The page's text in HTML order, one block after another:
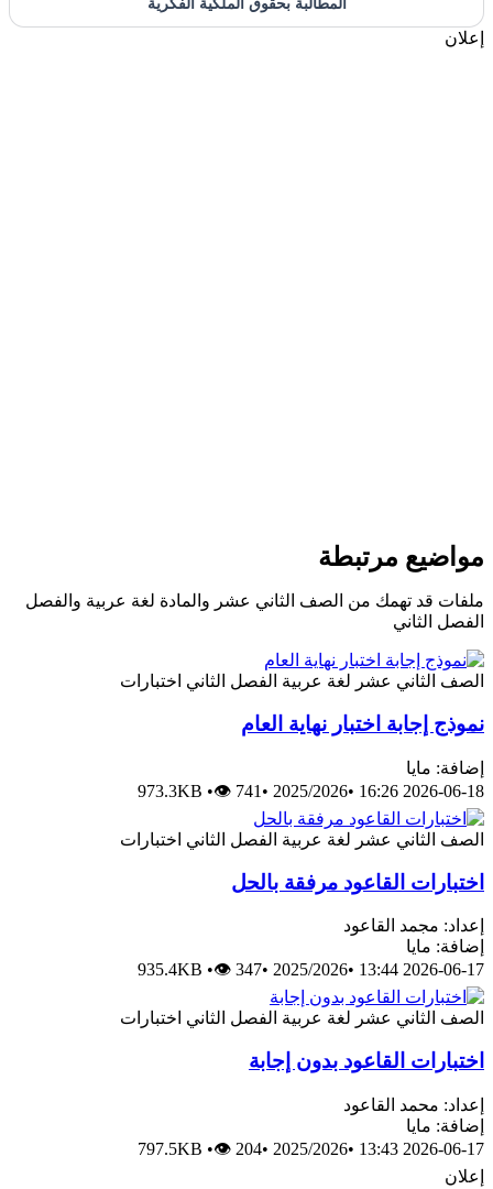
المطالبة بحقوق الملكية الفكرية
إعلان
مواضيع مرتبطة
ملفات قد تهمك من الصف الثاني عشر والمادة لغة عربية والفصل
الفصل الثاني
الصف الثاني عشر لغة عربية الفصل الثاني اختبارات
نموذج إجابة اختبار نهاية العام
إضافة: مايا
2026-06-18 16:26
•
2025/2026
•
973.3KB •👁 741
الصف الثاني عشر لغة عربية الفصل الثاني اختبارات
اختبارات القاعود مرفقة بالحل
إعداد: مجمد القاعود
إضافة: مايا
2026-06-17 13:44
•
2025/2026
•
935.4KB •👁 347
الصف الثاني عشر لغة عربية الفصل الثاني اختبارات
اختبارات القاعود بدون إجابة
إعداد: محمد القاعود
إضافة: مايا
2026-06-17 13:43
•
2025/2026
•
797.5KB •👁 204
إعلان